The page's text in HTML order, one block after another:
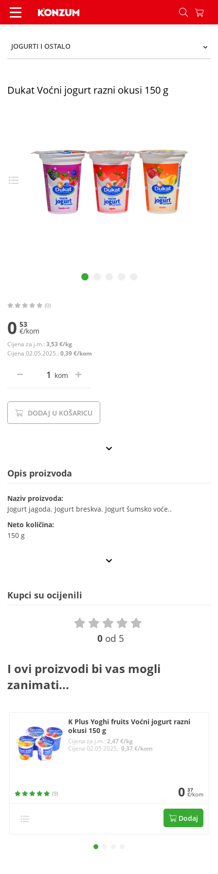
Dukat Voćni jogurt razni okusi 150 g - Konzum
JOGURTI I OSTALO
Dukat Voćni jogurt razni okusi 150 g
(0)
0 53
€/kom
Cijena za j.m.: 3,53 €/kg
Cijena 02.05.2025.: 0,39 €/kom
kom
DODAJ U KOŠARICU
Opis proizvoda
Naziv proizvoda:
Jogurt jagoda. Jogurt breskva. Jogurt šumsko voće..
Neto količina:
150 g
Kupci su ocijenili
0 od 5
I ovi proizvodi bi vas mogli
zanimati...
K Plus Yoghi fruits Voćni jogurt razni
okusi 150 g
Cijena za j.m.:2,47 €/kg
Cijena 02.05.2025.:0,37 €/kom
(9) 0 37
€/kom
Dodaj